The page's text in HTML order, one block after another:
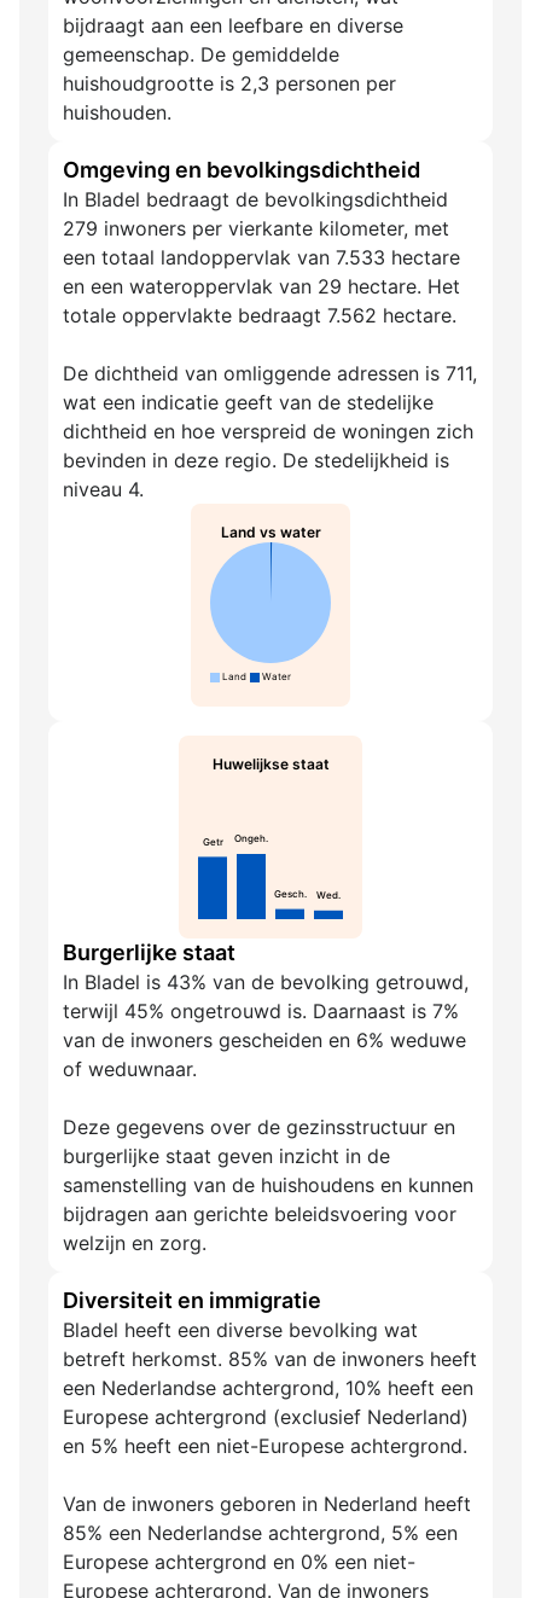
bijdraagt aan een leefbare en diverse
gemeenschap. De gemiddelde
huishoudgrootte is 2,3 personen per
huishouden.
Omgeving en bevolkingsdichtheid
In Bladel bedraagt de bevolkingsdichtheid
279 inwoners per vierkante kilometer, met
een totaal landoppervlak van 7.533 hectare
en een wateroppervlak van 29 hectare. Het
totale oppervlakte bedraagt 7.562 hectare.
De dichtheid van omliggende adressen is 711,
wat een indicatie geeft van de stedelijke
dichtheid en hoe verspreid de woningen zich
bevinden in deze regio. De stedelijkheid is
niveau 4.
Land vs water
Land Water
Huwelijkse staat
Getr Ongeh.
Gesch. Wed.
Burgerlijke staat
In Bladel is 43% van de bevolking getrouwd,
terwijl 45% ongetrouwd is. Daarnaast is 7%
van de inwoners gescheiden en 6% weduwe
of weduwnaar.
Deze gegevens over de gezinsstructuur en
burgerlijke staat geven inzicht in de
samenstelling van de huishoudens en kunnen
bijdragen aan gerichte beleidsvoering voor
welzijn en zorg.
Diversiteit en immigratie
Bladel heeft een diverse bevolking wat
betreft herkomst. 85% van de inwoners heeft
een Nederlandse achtergrond, 10% heeft een
Europese achtergrond (exclusief Nederland)
en 5% heeft een niet-Europese achtergrond.
Van de inwoners geboren in Nederland heeft
85% een Nederlandse achtergrond, 5% een
Europese achtergrond en 0% een niet-
Europese achtergrond. Van de inwoners